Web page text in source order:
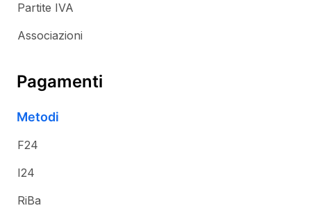
Partite IVA
Associazioni
Pagamenti
Metodi
F24
I24
RiBa